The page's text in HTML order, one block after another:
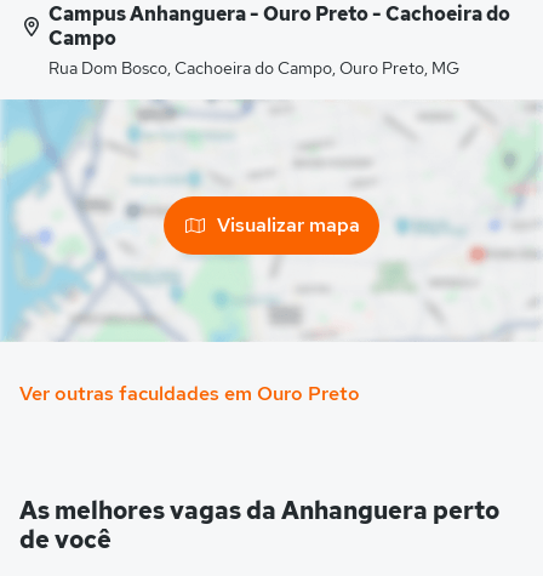
Campus Anhanguera - Ouro Preto - Cachoeira do
Campo
Rua Dom Bosco, Cachoeira do Campo, Ouro Preto, MG
Visualizar mapa
Ver outras faculdades em Ouro Preto
As melhores vagas da Anhanguera perto
de você